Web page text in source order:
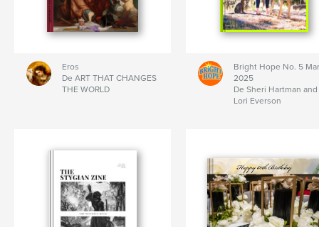
Eros
De ART THAT CHANGES
THE WORLD
Bright Hope No. 5
2025
De Sheri Hartman and
Lori Everson